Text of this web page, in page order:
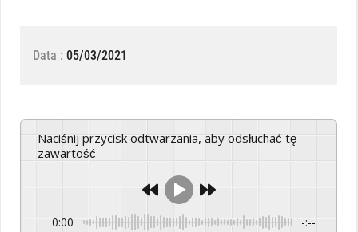
Data : 05/03/2021
Naciśnij przycisk odtwarzania, aby odsłuchać tę
zawartość
0:00 -:--